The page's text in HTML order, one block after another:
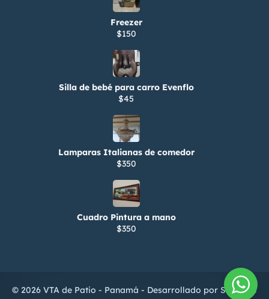
Freezer
$150
Silla de bebé para carro Evenflo
$45
Lamparas Italianas de comedor
$350
Cuadro Pintura a mano
$350
© 2026 VTA de Patio - Panamá - Desarrollado por ServiTIC